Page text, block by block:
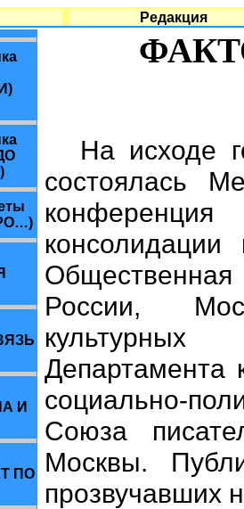
Редакция
И
ПО
На исходе
состоялась
России,
Департамента
социально-
Союза
Москвы.
прозвучавших